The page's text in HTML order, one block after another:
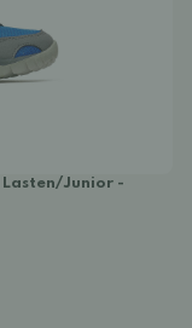
Junior -